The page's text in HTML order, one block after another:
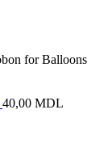
for Balloons
40,00 MDL